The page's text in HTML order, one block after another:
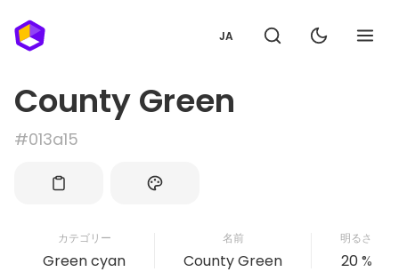
JA
County Green
#013a15
カテゴリー
Green cyan
名前
County Green
明るさ
20 %